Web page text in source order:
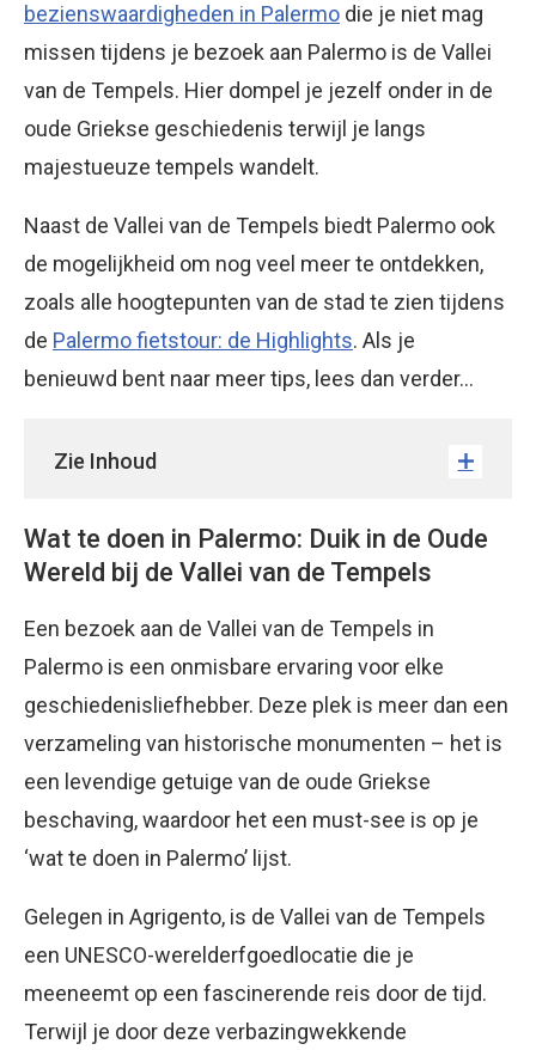
bezienswaardigheden in Palermo die je niet mag
missen tijdens je bezoek aan Palermo is de Vallei
van de Tempels. Hier dompel je jezelf onder in de
oude Griekse geschiedenis terwijl je langs
majestueuze tempels wandelt.
Naast de Vallei van de Tempels biedt Palermo ook
de mogelijkheid om nog veel meer te ontdekken,
zoals alle hoogtepunten van de stad te zien tijdens
de Palermo fietstour: de Highlights. Als je
benieuwd bent naar meer tips, lees dan verder…
Zie Inhoud
Wat te doen in Palermo: Duik in de Oude
Wereld bij de Vallei van de Tempels
Een bezoek aan de Vallei van de Tempels in
Palermo is een onmisbare ervaring voor elke
geschiedenisliefhebber. Deze plek is meer dan een
verzameling van historische monumenten – het is
een levendige getuige van de oude Griekse
beschaving, waardoor het een must-see is op je
‘wat te doen in Palermo’ lijst.
Gelegen in Agrigento, is de Vallei van de Tempels
een UNESCO-werelderfgoedlocatie die je
meeneemt op een fascinerende reis door de tijd.
Terwijl je door deze verbazingwekkende